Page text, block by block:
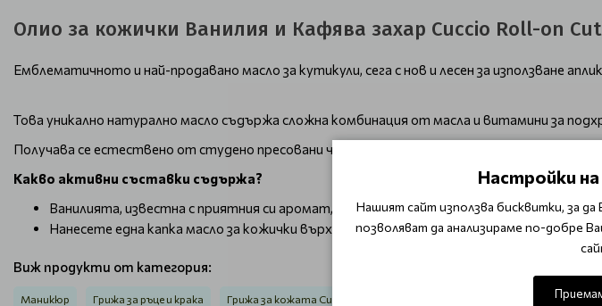
Олио за кожички Ванилия и Кафява захар Cuccio Roll-on
Емблематичното и най-продавано масло за кутикули, сега с нов и лесен за използване
Това уникално натурално масло съдържа сложна комбинация от масла и витамини за
Получава се естествено от студено пресовани чисти масла за по-бързо усвояване.
Какво активни съставки съдържа?
Ванилията, известна с приятния си аромат, подхранва и регенерира кожата,
Нанесете една капка масло за кожички върху всяка кутикула и масажирайте нежно.
Виж продукти от категория:
Маникюр Грижа за ръце и крака Грижа за кожата Cuccio
Настройки
Нашият сайт използва бисквитки, за
позволяват да анализираме по-добре